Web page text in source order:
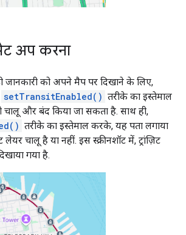
अप करना
जानकारी को अपने मैप पर दिखाने के लिए,
setTransitEnabled() तरीके का इस्तेमाल
चालू और बंद किया जा सकता है. साथ ही,
तरीके का इस्तेमाल करके, यह पता लगाया
लेयर चालू है या नहीं. इस स्क्रीनशॉट में, ट्रांज़िट
गया है.